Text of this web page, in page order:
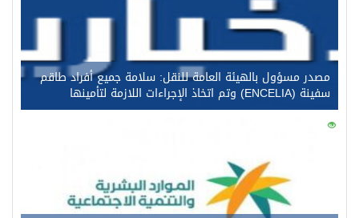
مصدر مسؤول بالهيئة العامة للنقل: سلامة جميع أفراد طاقم
سفينة (ENCELIA) وتم اتخاذ الإجراءات اللازمة لتأمينها
114